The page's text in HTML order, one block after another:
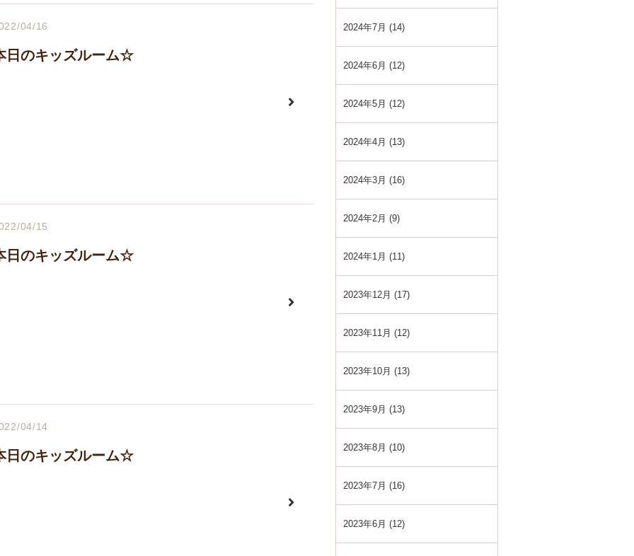
04/16
日のキッズルーム☆
04/15
日のキッズルーム☆
04/14
日のキッズルーム☆
2024年7月 (14)
2024年6月 (12)
2024年5月 (12)
2024年4月 (13)
2024年3月 (16)
2024年2月 (9)
2024年1月 (11)
2023年12月 (17)
2023年11月 (12)
2023年10月 (13)
2023年9月 (13)
2023年8月 (10)
2023年7月 (16)
2023年6月 (12)